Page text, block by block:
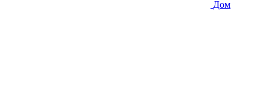
Дом